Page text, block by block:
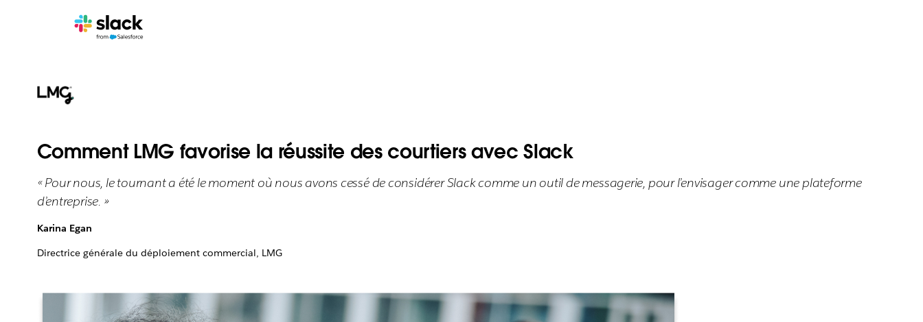
Comment LMG favorise la réussite des courtiers avec Slack
« Pour nous, le tournant a été le moment où nous avons cessé de considérer Slack comme un outil de messagerie, pour l’envisager comme une plateforme
d’entreprise. »
Karina Egan
Directrice générale du déploiement commercial, LMG